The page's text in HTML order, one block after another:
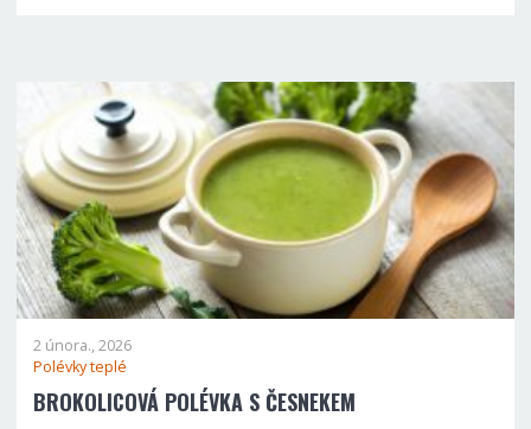
2 února., 2026
Polévky teplé
BROKOLICOVÁ POLÉVKA S ČESNEKEM